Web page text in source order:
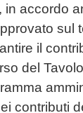
in accordo
sul
il
del
contributi